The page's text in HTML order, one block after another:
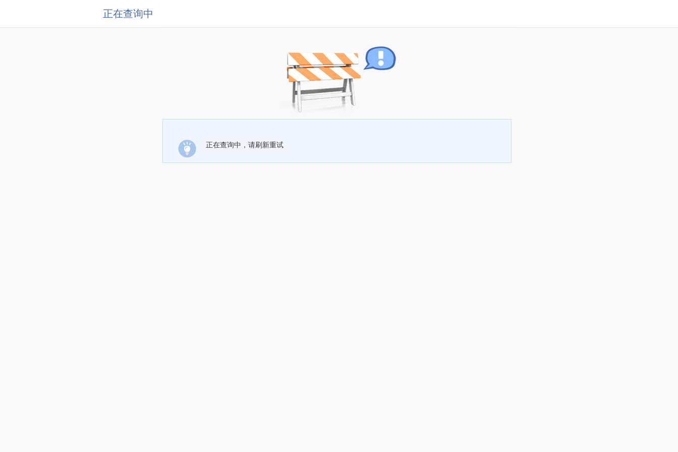
正在查询中
正在查询中，请刷新重试